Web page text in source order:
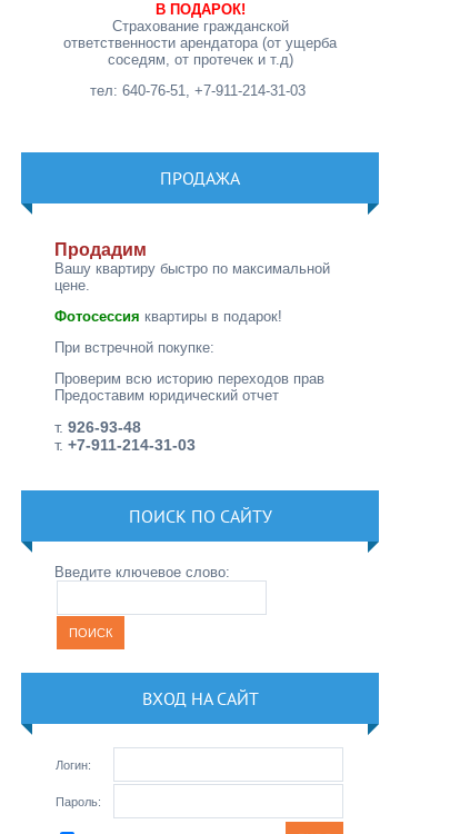
В ПОДАРОК!
Страхование гражданской
ответственности арендатора (от ущерба
соседям, от протечек и т.д)
тел: 640-76-51, +7-911-214-31-03
ПРОДАЖА
Продадим
Вашу квартиру быстро по максимальной
цене.
Фотосессия квартиры в подарок!
При встречной покупке:
Проверим всю историю переходов прав
Предоставим юридический отчет
т.926-93-48
т.+7-911-214-31-03
ПОИСК ПО САЙТУ
Введите ключевое слово:
ВХОД НА САЙТ
Логин:
Пароль: